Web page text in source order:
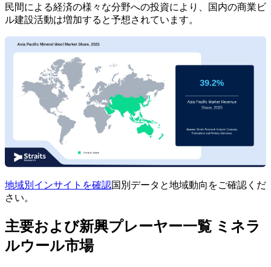
民間による経済の様々な分野への投資により、国内の商業ビ
ル建設活動は増加すると予想されています。
地域別インサイトを確認国別データと地域動向をご確認くだ
さい。
主要および新興プレーヤー一覧 ミネラ
ルウール市場